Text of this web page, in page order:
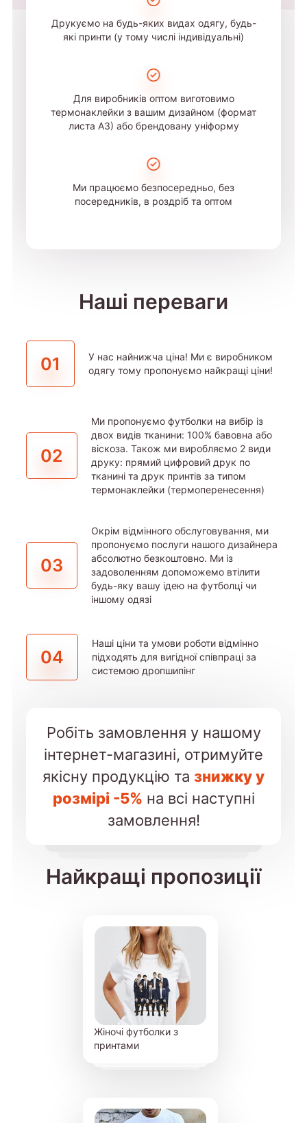
Друкуємо на будь-яких видах одягу, будь-
які принти (у тому числі індивідуальні)
Для виробників оптом виготовимо
термонаклейки з вашим дизайном (формат
листа А3) або брендовану уніформу
Ми працюємо безпосередньо, без
посередників, в роздріб та оптом
Наші переваги
01
У нас найнижча ціна! Ми є виробником
одягу тому пропонуємо найкращі ціни!
02
Ми пропонуємо футболки на вибір із
двох видів тканини: 100% бавовна або
віскоза. Також ми виробляємо 2 види
друку: прямий цифровий друк по
тканині та друк принтів за типом
термонаклейки (термоперенесення)
03
Окрім відмінного обслуговування, ми
пропонуємо послуги нашого дизайнера
абсолютно безкоштовно. Ми із
задоволенням допоможемо втілити
будь-яку вашу ідею на футболці чи
іншому одязі
04
Наші ціни та умови роботи відмінно
підходять для вигідної співпраці за
системою дропшипінг
Робіть замовлення у нашому
інтернет-магазині, отримуйте
якісну продукцію та знижку у
розмірі -5% на всі наступні
замовлення!
Найкращі пропозиції
Жіночі футболки з
принтами